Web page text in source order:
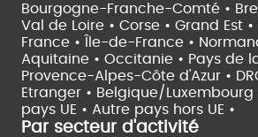
Bourgogne-Franche-Comté •
Val de Loire • Corse • Grand Est •
France •
Île-de-France •
Aquitaine • Occitanie • Pays de
Provence-Alpes-Côte d'Azur •
Etranger • Belgique/Luxembourg
pays UE • Autre pays hors UE •
Par secteur d'activité